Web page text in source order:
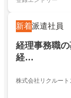
新着派遣社員
経理事務職
経…
株式会社リクルー